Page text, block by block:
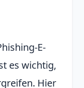
E-
es wichtig,
Hier